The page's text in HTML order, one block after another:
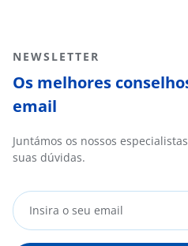
NEWSLETTER
Os melhores
email
Juntámos os nossos
suas dúvidas.